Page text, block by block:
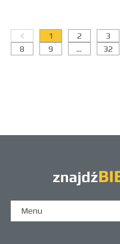
1 2 3
8
9 ... 32
Menu